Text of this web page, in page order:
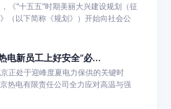
《“十五五”时期美丽大兴建设规划（征
（以下简称《规划》）开始向社会公
电新员工上好安全“必...
正处于迎峰度夏电力保供的关键时
热电有限责任公司全力应对高温与强